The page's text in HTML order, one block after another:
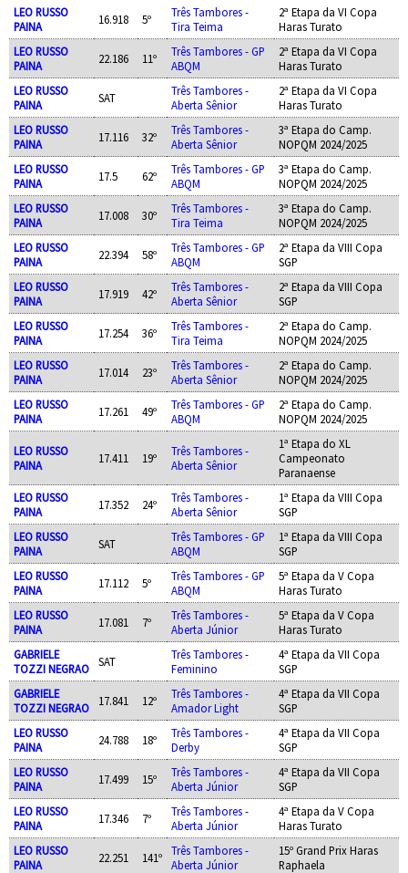
LEO RUSSO
PAINA
16.918 5º
Três Tambores -
Tira Teima
2ª Etapa da VI Copa
Haras Turato
LEO RUSSO
PAINA
22.186 11º
Três Tambores - GP
ABQM
2ª Etapa da VI Copa
Haras Turato
LEO RUSSO
PAINA
SAT
Três Tambores -
Aberta Sênior
2ª Etapa da VI Copa
Haras Turato
LEO RUSSO
PAINA
17.116 32º
Três Tambores -
Aberta Sênior
3ª Etapa do Camp.
NOPQM 2024/2025
LEO RUSSO
PAINA
17.5 62º
Três Tambores - GP
ABQM
3ª Etapa do Camp.
NOPQM 2024/2025
LEO RUSSO
PAINA
17.008 30º
Três Tambores -
Tira Teima
3ª Etapa do Camp.
NOPQM 2024/2025
LEO RUSSO
PAINA
22.394 58º
Três Tambores - GP
ABQM
2ª Etapa da VIII Copa
SGP
LEO RUSSO
PAINA
17.919 42º
Três Tambores -
Aberta Sênior
2ª Etapa da VIII Copa
SGP
LEO RUSSO
PAINA
17.254 36º
Três Tambores -
Tira Teima
2ª Etapa do Camp.
NOPQM 2024/2025
LEO RUSSO
PAINA
17.014 23º
Três Tambores -
Aberta Sênior
2ª Etapa do Camp.
NOPQM 2024/2025
LEO RUSSO
PAINA
17.261 49º
Três Tambores - GP
ABQM
2ª Etapa do Camp.
NOPQM 2024/2025
LEO RUSSO
PAINA
17.411 19º
Três Tambores -
Aberta Sênior
1ª Etapa do XL
Campeonato
Paranaense
LEO RUSSO
PAINA
17.352 24º
Três Tambores -
Aberta Sênior
1ª Etapa da VIII Copa
SGP
LEO RUSSO
PAINA
SAT
Três Tambores - GP
ABQM
1ª Etapa da VIII Copa
SGP
LEO RUSSO
PAINA
17.112 5º
Três Tambores - GP
ABQM
5ª Etapa da V Copa
Haras Turato
LEO RUSSO
PAINA
17.081 7º
Três Tambores -
Aberta Júnior
5ª Etapa da V Copa
Haras Turato
GABRIELE
TOZZI NEGRAO
SAT
Três Tambores -
Feminino
4ª Etapa da VII Copa
SGP
GABRIELE
TOZZI NEGRAO
17.841 12º
Três Tambores -
Amador Light
4ª Etapa da VII Copa
SGP
LEO RUSSO
PAINA
24.788 18º
Três Tambores -
Derby
4ª Etapa da VII Copa
SGP
LEO RUSSO
PAINA
17.499 15º
Três Tambores -
Aberta Júnior
4ª Etapa da VII Copa
SGP
LEO RUSSO
PAINA
17.346 7º
Três Tambores -
Aberta Júnior
4ª Etapa da V Copa
Haras Turato
LEO RUSSO
PAINA
22.251 141º
Três Tambores -
Aberta Júnior
15º Grand Prix Haras
Raphaela